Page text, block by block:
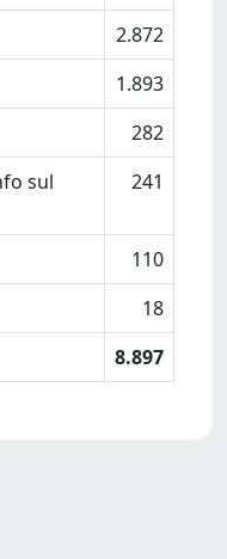
2.872
1.893
282
sul
241
110
18
8.897